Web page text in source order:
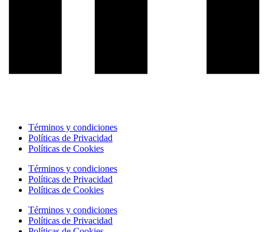
Términos y condiciones
Políticas de Privacidad
Políticas de Cookies
Términos y condiciones
Políticas de Privacidad
Políticas de Cookies
Términos y condiciones
Políticas de Privacidad